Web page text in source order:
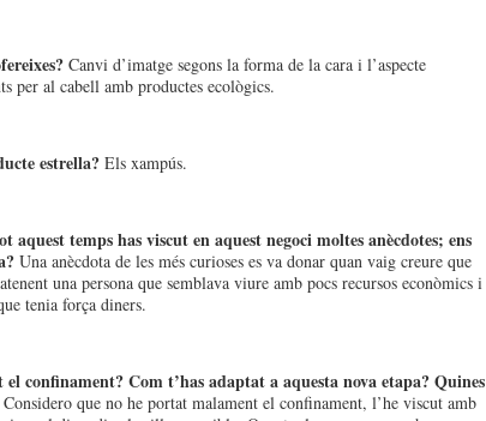
Canvi d’imatge segons la forma de la cara i l’aspecte
per al cabell amb productes ecològics.
estrella?Els xampús.
aquest temps has viscut en aquest negoci moltes anècdotes; ens
Una anècdota de les més curioses es va donar quan vaig creure que
una persona que semblava viure amb pocs recursos econòmics i
tenia força diners.
confinament? Com t’has adaptat a aquesta nova etapa? Quines
Considero que no he portat malament el confinament, l’he viscut amb